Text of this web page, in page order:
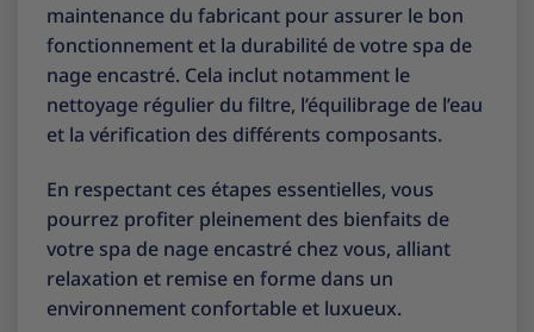
maintenance du fabricant pour assurer le bon
fonctionnement et la durabilité de votre spa de
nage encastré. Cela inclut notamment le
nettoyage régulier du filtre, l’équilibrage de l’eau
et la vérification des différents composants.
En respectant ces étapes essentielles, vous
pourrez profiter pleinement des bienfaits de
votre spa de nage encastré chez vous, alliant
relaxation et remise en forme dans un
environnement confortable et luxueux.